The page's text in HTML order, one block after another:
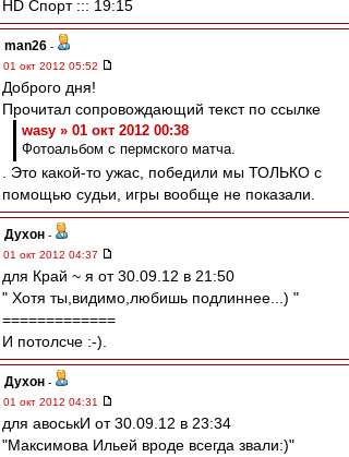
HD Спорт ::: 19:15
man26 -
01 окт 2012 05:52
Доброго дня!
Прочитал сопровождающий текст по ссылке
wasy » 01 окт 2012 00:38
Фотоальбом с пермского матча.
. Это какой-то ужас, победили мы ТОЛЬКО с
помощью судьи, игры вообще не показали.
Духон -
01 окт 2012 04:37
для Край ~ я от 30.09.12 в 21:50
" Хотя ты,видимо,любишь подлиннее...) "
=============
И потолсче :-).
Духон -
01 окт 2012 04:31
для авоськИ от 30.09.12 в 23:34
"Максимова Ильей вроде всегда звали:)"